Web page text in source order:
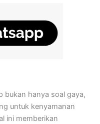
bukan hanya soal gaya,
untuk kenyamanan
ini memberikan